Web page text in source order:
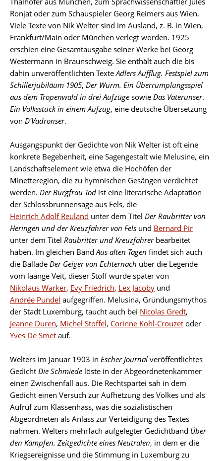
Ronjat oder zum Schauspieler Georg Reimers aus Wien.
Viele Texte von Nik Welter sind im Ausland, z. B. in Wien,
Frankfurt/Main oder München verlegt worden. 1925
erschien eine Gesamtausgabe seiner Werke bei Georg
Westermann in Braunschweig. Sie enthält auch die bis
dahin unveröffentlichten TexteAdlers Aufflug. Festspiel zum
Schillerjubiläum 1905, Der Wurm. Ein Überrumplungsspiel
aus dem Tropenwald in drei Aufzüge sowie Das Vaterunser.
Ein Volksstück in einem Aufzug, eine deutsche Übersetzung
von D'Vadronser.
Ausgangspunkt der Gedichte von Nik Welter ist oft eine
konkrete Begebenheit, eine Sagengestalt wie Melusine, ein
Landschaftselement wie etwa die Hochöfen der
Minetteregion, die zu hymnischen Gesängen verdichtet
werden. Der Burgfrau Tod ist eine literarische Adaptation
der Schlossbrunnensage aus Fels, die
Heinrich Adolf Reuland unter dem Titel Der Raubritter von
Heringen und der Kreuzfahrer von Fels und Bernard Pir
unter dem Titel Raubritter und Kreuzfahrerbearbeitet
haben. Im gleichen BandAus alten Tagen findet sich auch
die Ballade Der Geiger von Echternach über die Legende
vom laange Veit, dieser Stoff wurde später von
Nikolaus Warker, Evy Friedrich, Lex Jacoby und
Andrée Pundel aufgegriffen. Melusina, Gründungsmythos
der Stadt Luxemburg, taucht auch bei Nicolas Gredt,
Jeanne Duren, Michel Stoffel, Corinne Kohl-Crouzet oder
Yves De Smet auf.
Welters im Januar 1903 in Escher Journal veröffentlichtes
Gedicht Die Schmiede löste in der Abgeordnetenkammer
einen Zwischenfall aus. Die Rechtspartei sah in dem
Gedicht einen Versuch zur Aufhetzung des Volkes und als
Aufruf zum Klassenhass, was die sozialistischen
Abgeordneten als Anlass zur Verteidigung des Textes
nahmen. Welters mehrfach aufgelegter Gedichtband Über
den Kämpfen. Zeitgedichte eines Neutralen, in dem er die
Kriegsereignisse und die Stimmung in Luxemburg zu